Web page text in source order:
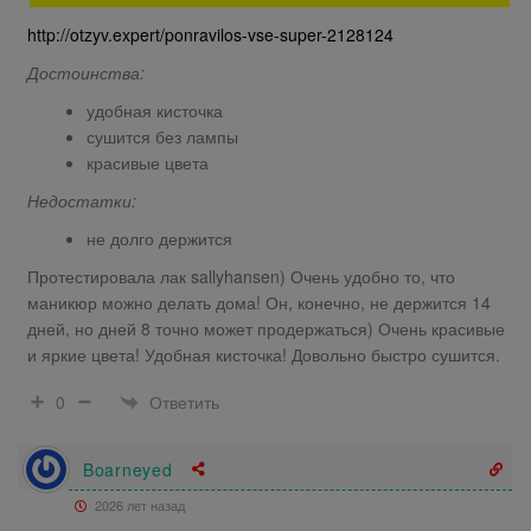
http://otzyv.expert/ponravilos-vse-super-2128124
Достоинства:
удобная кисточка
сушится без лампы
красивые цвета
Недостатки:
не долго держится
Протестировала лак sallyhansen) Очень удобно то, что
маникюр можно делать дома! Он, конечно, не держится 14
дней, но дней 8 точно может продержаться) Очень красивые
и яркие цвета! Удобная кисточка! Довольно быстро сушится.
0
Ответить
Boarneyed
2026 лет назад